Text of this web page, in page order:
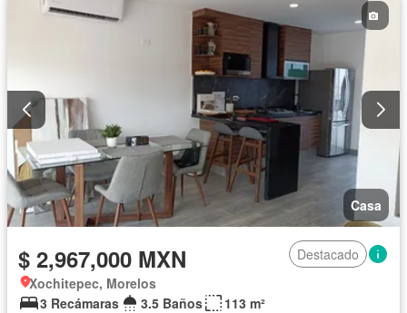
Casa
$ 2,967,000 MXN
Destacado
Xochitepec, Morelos
3 Recámaras
3.5 Baños
113 m²